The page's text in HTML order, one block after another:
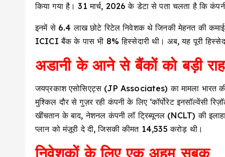
किया गया है। 31 मार्च, 2026 के डेटा से पता चलता है कि
इनमें से 6.4 लाख छोटे रिटेल निवेशक थे जिनकी मेहनत की
ICICI बैंक के पास भी 8% हिस्सेदारी थी। अब, यह पूरी
अडानी के आने से बैंकों को बड़ी
जयप्रकाश एसोसिएट्स (JP Associates) का मामला भारत की
मुश्किल दौर से गुज़र रही कंपनी के लिए ‘कॉर्पोरेट
खींचतान के बाद, नेशनल कंपनी लॉ ट्रिब्यूनल (NCLT) की
प्लान को मंज़ूरी दे दी, जिसकी कीमत ₹14,535 करोड़ थी।
निवेशकों के लिए एक अहम सबक